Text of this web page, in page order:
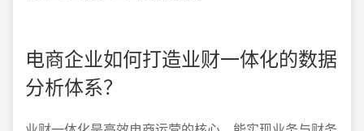
电商企业如何打造业财一体化的数据
分析体系？